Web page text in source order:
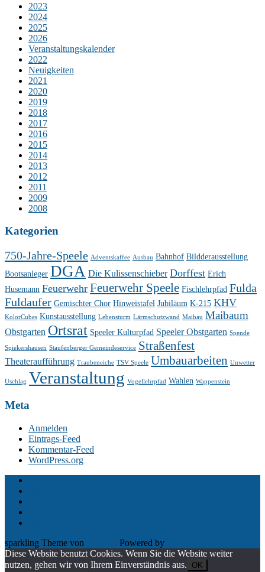
2023
2024
2025
2026
Veranstaltungskalender
2022
Neuigkeiten
2021
2020
2019
2018
2017
2016
2015
2014
2013
2012
2011
2009
2008
Kategorien
750-Jahre-Speele Adventskaffee Ausbau Bahnhof Bildderausstellung
Bootsanleger DGA Die Kulissenschieber Dorffest Erich
Husemann Feuerwehr Feuerwehr Speele Fischlehrpfad Fulda
Fuldaufer Gemischter Chor Hinweistafel Jubiläum K-215 KHV
KolorCubes Kunstausstellung Lebensturm Lärmschutzwand Maibau Maibaum
Obstgarten Ortsrat Speeler Kulturpfad Speeler Obstgarten Spende
Spiekershausen Staufenberger Gemeindeservice Straßenfest
Theateraufführung Traubeneiche TSV Speele Umbauarbeiten Unwetter
Uschlag Veranstaltung Vogellehrpfad Wahlen Wappenstein
Meta
Anmelden
Eintrags-Feed
Kommentar-Feed
WordPress.org
sparkling Theme von
Powered by
Diese Website benutzt Cookies. Wenn Sie die Website weiter
nutzen, gehen wir von Ihrem Einverständnis aus.
OK